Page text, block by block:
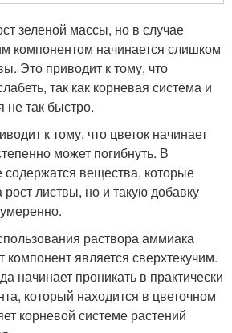
зеленой массы, но в случае
компонентом начинается слишком
Это приводит к тому, что
так как корневая система и
не так быстро.
к тому, что цветок начинает
может погибнуть. В
вещества, которые
листвы, но и такую добавку
раствора аммиака
компонент является сверхтекучим.
начинает проникать в практически
который находится в цветочном
корневой системе растений